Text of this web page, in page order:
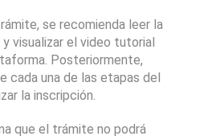
se recomienda leer la
visualizar el video tutorial
Posteriormente,
cada una de las etapas del
la inscripción.
que el trámite no podrá